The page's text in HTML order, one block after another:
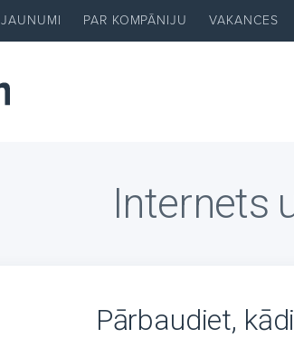
JAUNUMI PAR KOMPĀNIJU VAKANCES
Internets
Pārbaudiet,